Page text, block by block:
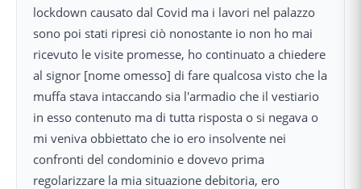
lockdown causato dal Covid ma i lavori nel palazzo
sono poi stati ripresi ciò nonostante io non ho mai
ricevuto le visite promesse, ho continuato a chiedere
al signor [nome omesso] di fare qualcosa visto che la
muffa stava intaccando sia l'armadio che il vestiario
in esso contenuto ma di tutta risposta o si negava o
mi veniva obbiettato che io ero insolvente nei
confronti del condominio e dovevo prima
regolarizzare la mia situazione debitoria, ero